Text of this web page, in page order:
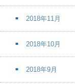
2018年11月
2018年10月
2018年9月